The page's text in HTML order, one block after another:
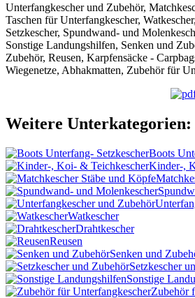
Unterfangkescher und Zubehör,
Taschen für Unterfangkescher,
Setzkescher, Spundwand- und
Sonstige Landungshilfen, Senken und
Zubehör, Reusen, Karpfensäcke -
Wiegenetze, Abhakmatten, Zubehör für
Weitere Unterkategorien:
Boots
Kinder-,
Watkescher
Drahtkescher
Reusen
Senken und
Setzkescher
Sonstige
Zubehör